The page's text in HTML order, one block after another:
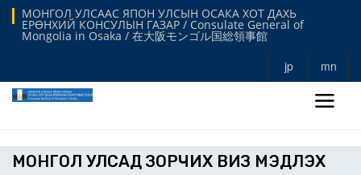
МОНГОЛ УЛСААС ЯПОН УЛСЫН ОСАКА ХОТ ДАХЬ
ЕРӨНХИЙ КОНСУЛЫН ГАЗАР / Consulate General of
Mongolia in Osaka / 在大阪モンゴル国総領事館
jp mn
МОНГОЛ УЛСАД ЗОРЧИХ ВИЗ МЭДҮҮЛЭХ